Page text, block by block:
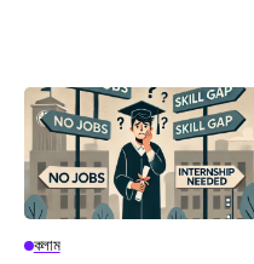
কলাম